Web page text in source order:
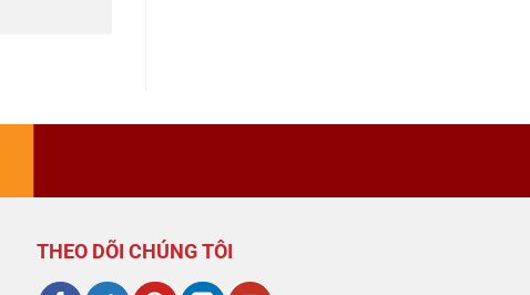
THEO DÕI CHÚNG TÔI